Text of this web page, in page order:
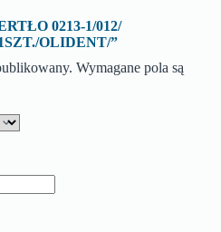
0213-1/012/
OLIDENT/”
Wymagane pola są